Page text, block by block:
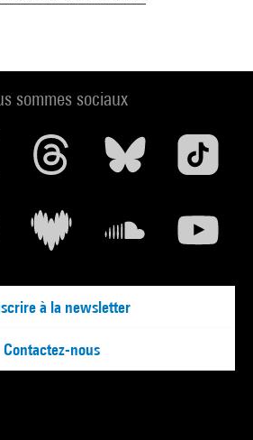
sommes sociaux
à la newsletter
Contactez-nous